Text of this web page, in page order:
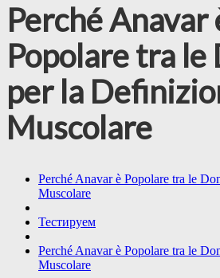
Perché Anavar
Popolare tra le
per la
Muscolare
Perché Anavar è Popolare tra le
Muscolare
Тестируем
Perché Anavar è Popolare tra le
Muscolare